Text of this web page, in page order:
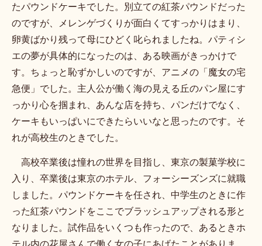
たパウンドケーキでした。別立ての紅茶パウンドだった
のですが、メレンゲづくりが面白くてすっかりはまり、
卵黄ばかり残って母にひどく叱られましたね。パティシ
エの夢が具体的になったのは、ある映画がきっかけで
す。ちょっと恥ずかしいのですが、アニメの「魔女の宅
急便」でした。主人公が働く海の見える丘のパン屋にす
っかり心を掴まれ、あんな店を持ち、パンだけでなく、
ケーキもいっぱいにできたらいいなと思ったのです。そ
れが高校生のときでした。
高校卒業後は憧れの世界を目指し、東京の製菓学校に
入り、卒業後は東京のホテル、フォーシーズンズに就職
しました。パウンドケーキを任され、中学生のときに作
った紅茶パウンドをここでブラッシュアップされる形と
なりました。試作品をいくつも作ったので、あるときホ
テル内の花屋さんで働く女の子にあげたことがありま